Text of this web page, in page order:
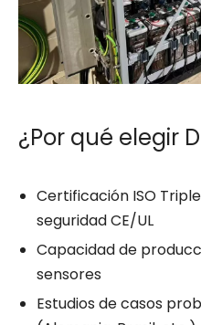
¿Por qué elegir
Certificación ISO
seguridad CE/UL
Capacidad de
sensores
Estudios de casos